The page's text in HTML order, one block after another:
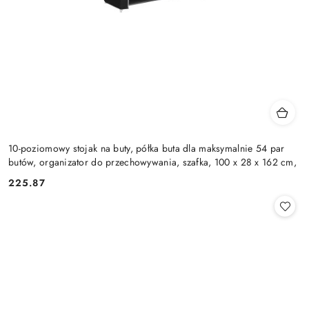
10-poziomowy stojak na buty, półka buta dla maksymalnie 54 par
butów, organizator do przechowywania, szafka, 100 x 28 x 162 cm,
Cena:
225.87